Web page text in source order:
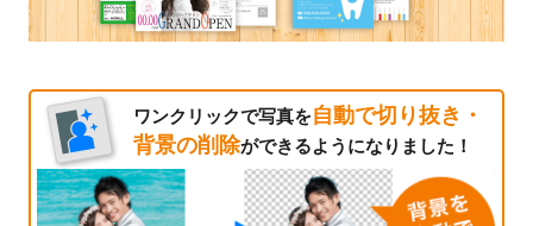
ワンクリックで写真を自動で切り抜き・
背景の削除ができるようになりました！